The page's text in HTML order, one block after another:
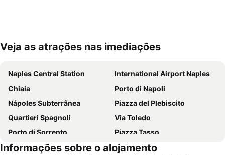
Ampliar mapa
Veja as atrações nas imediações
Naples Central Station
International Airport Naples
Chiaia
Porto di Napoli
Nápoles Subterrânea
Piazza del Plebiscito
Quartieri Spagnoli
Via Toledo
Porto di Sorrento
Piazza Tasso
Porto di Ischia
Historic Centre of Naples
Informações sobre o alojamento